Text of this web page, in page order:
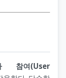
참여(User